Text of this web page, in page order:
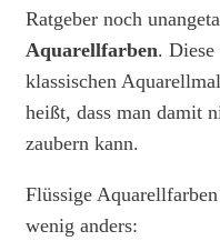
Ratgeber noch
Aquarellfarben.
klassischen
heißt, dass man damit
zaubern kann.
Flüssige
wenig anders: